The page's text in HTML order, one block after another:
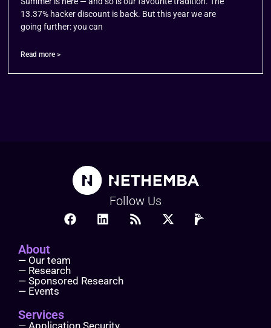
13.37% hacker discount is back. But this year we are
going further: you can
Read more >
Follow Us
About
— Our team
— Research
— Sponsored Research
— Events
Services